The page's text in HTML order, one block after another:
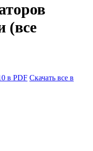
(все
в PDF Скачать все в